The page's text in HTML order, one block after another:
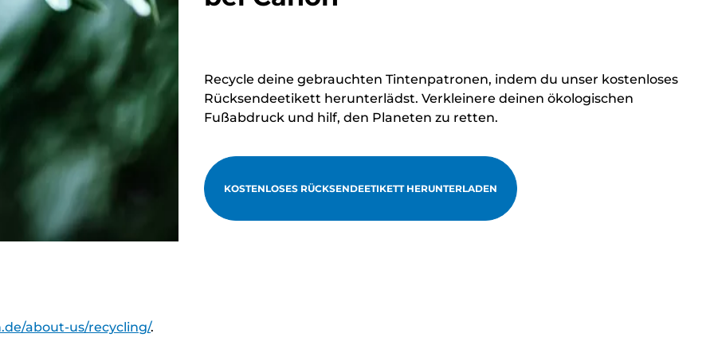
Recycle deine gebrauchten Tintenpatronen, indem du unser kostenloses
Rücksendeetikett herunterlädst. Verkleinere deinen ökologischen
Fußabdruck und hilf, den Planeten zu retten.
KOSTENLOSES RÜCKSENDEETIKETT HERUNTERLADEN
about-us/recycling/.